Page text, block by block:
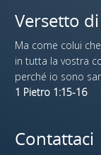
Versetto
Ma come colui
in tutta la vostra
perché io sono
1 Pietro 1:15-16
Contattaci